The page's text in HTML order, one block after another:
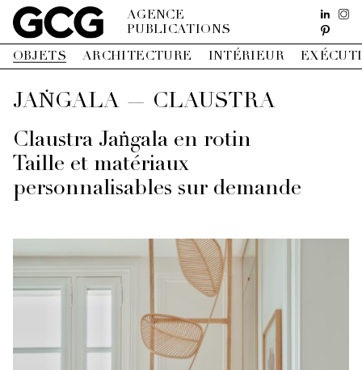
OBJETS ARCHITECTURE INTÉRIEUR
AGENCE
PUBLICATIONS
JAṄGALA — CLAUSTRA
Claustra Jaṅgala en rotin
Taille et matériaux
personnalisables sur demande